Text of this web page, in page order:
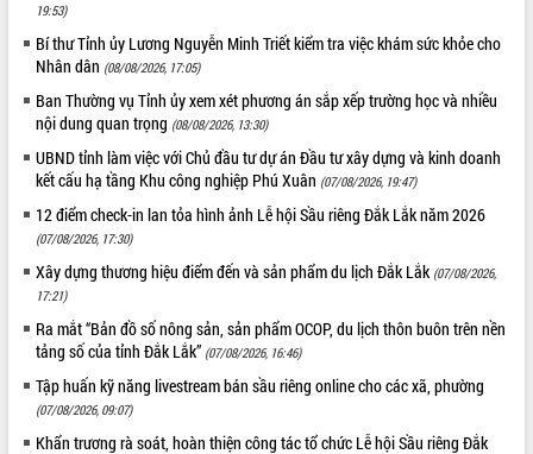
Đề án 06 tạo bước ngoặt đột phá trong
cải cách hành chính tỉnh Đắk Lắk
Kết nối tour, đẩy mạnh chuyển đổi số
để phát triển du lịch Đắk Lắk
Khởi động Dự án Đầu tư xây dựng hạ
tầng kỹ thuật Cụm công nghiệp Tân
Tiến
Gặp mặt các cơ quan báo chí nhân Kỷ
niệm 101 năm Ngày Báo chí Cách
mạng Việt Nam
Đắk Lắk sơ kết 4 năm triển khai thực
hiện Đề án 06 của Chính phủ
Họp báo thông tin về Hội nghị Công bố
Quy hoạch và Xúc tiến đầu tư tỉnh Đắk
Lắk
Khơi thông điểm nghẽn, đẩy nhanh
giải ngân vốn khắc phục thiên tai
19:53)
Bí thư Tỉnh ủy Lương Nguyễn Minh Triết kiểm tra việc khám sức khỏe cho
Nhân dân (08/08/2026, 17:05)
Ban Thường vụ Tỉnh ủy xem xét phương án sắp xếp trường học và nhiều
nội dung quan trọng (08/08/2026, 13:30)
UBND tỉnh làm việc với Chủ đầu tư dự án Đầu tư xây dựng và kinh doanh
kết cấu hạ tầng Khu công nghiệp Phú Xuân (07/08/2026, 19:47)
12 điểm check-in lan tỏa hình ảnh Lễ hội Sầu riêng Đắk Lắk năm 2026
(07/08/2026, 17:30)
Xây dựng thương hiệu điểm đến và sản phẩm du lịch Đắk Lắk (07/08/2026,
17:21)
Ra mắt “Bản đồ số nông sản, sản phẩm OCOP, du lịch thôn buôn trên nền
tảng số của tỉnh Đắk Lắk” (07/08/2026, 16:46)
Tập huấn kỹ năng livestream bán sầu riêng online cho các xã, phường
(07/08/2026, 09:07)
Khẩn trương rà soát, hoàn thiện công tác tổ chức Lễ hội Sầu riêng Đắk